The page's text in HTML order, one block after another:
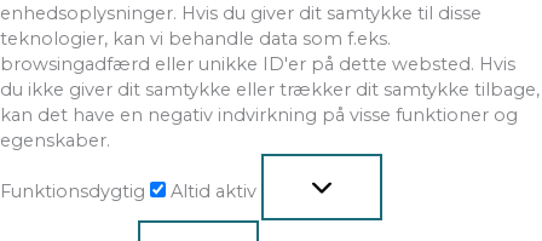
enhedsoplysninger. Hvis du giver dit samtykke til disse
teknologier, kan vi behandle data som f.eks.
browsingadfærd eller unikke ID'er på dette websted. Hvis
du ikke giver dit samtykke eller trækker dit samtykke tilbage,
kan det have en negativ indvirkning på visse funktioner og
egenskaber.
Funktionsdygtig Altid aktiv